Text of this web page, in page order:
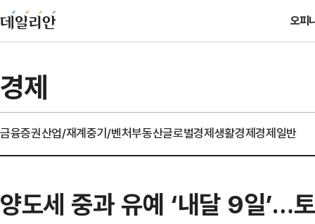
오피
경제
금융증권산업/재계중기/벤처부동산글로벌경제생활경제경제일반
양도세 중과 유예 ‘내달 9일’…